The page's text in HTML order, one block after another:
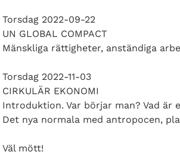
Torsdag 2022-09-22
UN GLOBAL COMPACT
Mänskliga rättigheter, anständiga
Torsdag 2022-11-03
CIRKULÄR EKONOMI
Introduktion. Var börjar man? Vad är
Det nya normala med antropocen,
Väl mött!